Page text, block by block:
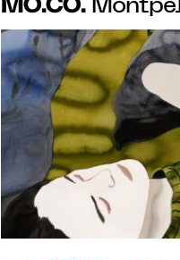
MO.CO.
par une